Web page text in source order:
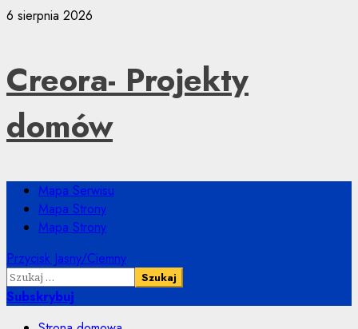
Przejdź
6 sierpnia 2026
Creora- Projekty
domów
Menu
główne
Mapa Serwisu
Mapa Strony
Mapa Strony
Przycisk Jasny/Ciemny
Szukaj:
Subskrybuj